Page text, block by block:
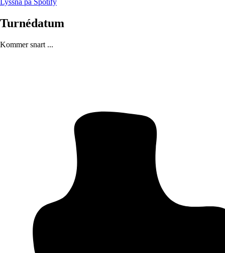
Lyssna på Spotify
Turnédatum
Kommer snart ...